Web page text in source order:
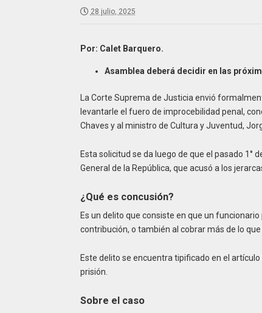
28 julio, 2025
Por: Calet Barquero.
Asamblea deberá decidir en las
La Corte Suprema de Justicia envió
levantarle el fuero de improcebilidad penal,
Chaves y al ministro de Cultura y Juventud,
Esta solicitud se da luego de que el pasado 1°
General de la República, que acusó a los
¿Qué es concusión?
Es un delito que consiste en que un
contribución, o también al cobrar más de lo
Este delito se encuentra tipificado en el
prisión.
Sobre el caso